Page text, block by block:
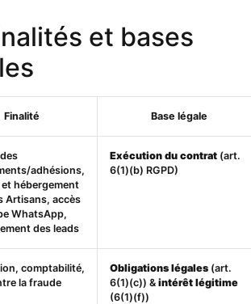
et bases
Finalité Base légale
adhésions,
hébergement
Artisans, accès
WhatsApp,
des leads
Exécution du contrat (art.
6(1)(b) RGPD)
comptabilité,
la fraude
Obligations légales (art.
6(1)(c)) &intérêt légitime
(6(1)(f))